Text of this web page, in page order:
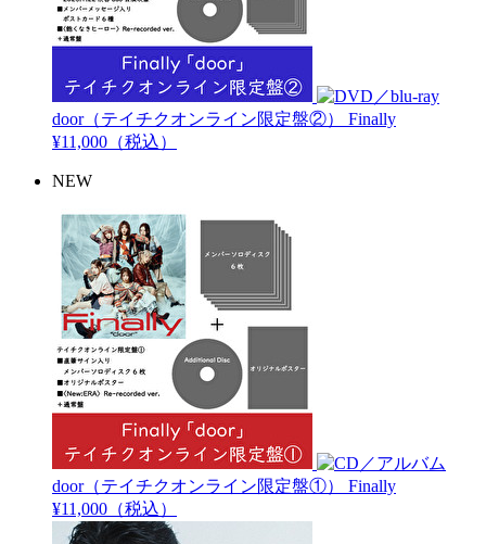
door（テイチクオンライン限定盤②） Finally
¥11,000（税込）
NEW
door（テイチクオンライン限定盤①） Finally
¥11,000（税込）